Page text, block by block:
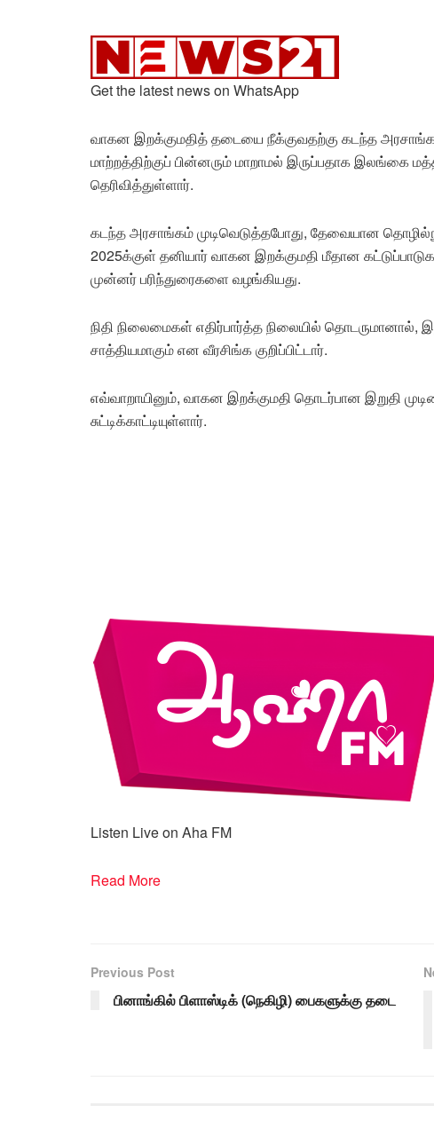
Get the latest news on WhatsApp
வாகன இறக்குமதித் தடையை நீக்குவதற்கு கடந்த
மாற்றத்திற்குப் பின்னரும் மாறாமல் இருப்பதாக இலங்கை
தெரிவித்துள்ளார்.
கடந்த அரசாங்கம் முடிவெடுத்தபோது, தேவையான
2025க்குள் தனியார் வாகன இறக்குமதி மீதான
முன்னர் பரிந்துரைகளை வழங்கியது.
நிதி நிலைமைகள் எதிர்பார்த்த நிலையில்
சாத்தியமாகும் என வீரசிங்க குறிப்பிட்டார்.
எவ்வாறாயினும், வாகன இறக்குமதி தொடர்பான இறுதி
சுட்டிக்காட்டியுள்ளார்.
Listen Live on Aha FM
Read More
Previous Post
பினாங்கில் பிளாஸ்டிக் (நெகிழி) பைகளுக்கு தடை